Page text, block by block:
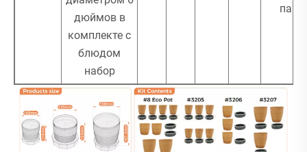
дюймов в
комплекте с
блюдом
набор